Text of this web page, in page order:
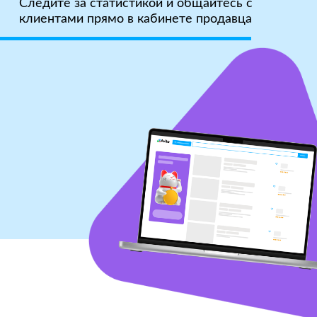
Следите за статистикой и общайтесь с
клиентами прямо в кабинете продавца